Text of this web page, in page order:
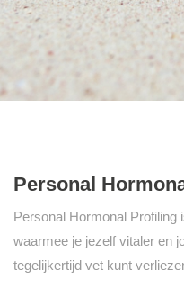
Personal
Personal Hormonal Profiling
waarmee je jezelf vitaler en
tegelijkertijd vet kunt